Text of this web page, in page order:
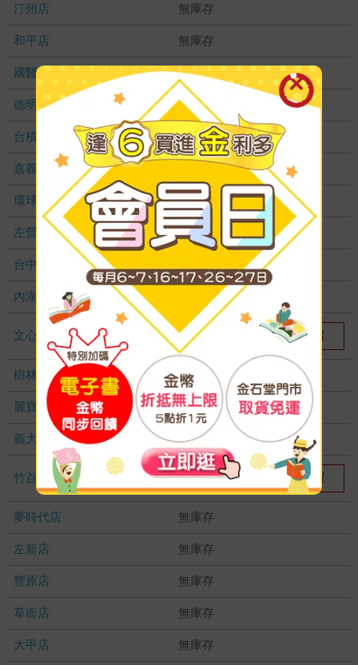
汀州店 無庫存
和平店 無庫存
國醫加盟店 無庫存
德明加盟店 無庫存
台積店 無庫存
嘉義耐斯店
環球店 無庫存
左營店 無庫存
台中秀泰店
內湖大潤發 無庫存
文心店 4 我要預留
樹林店 無庫存
麗寶店 無庫存
義大店 無庫存
竹百店 3 我要預留
夢時代店 無庫存
左新店 無庫存
豐原店 無庫存
草衙店 無庫存
大甲店 無庫存